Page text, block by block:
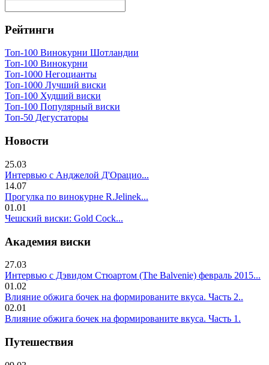
Рейтинги
Топ-100 Винокурни Шотландии
Топ-100 Винокурни
Топ-1000 Негоцианты
Топ-1000 Лучший виски
Топ-100 Худший виски
Топ-100 Популярный виски
Топ-50 Дегустаторы
Новости
25.03
Интервью с Анджелой Д'Орацио...
14.07
Прогулка по винокурне R.Jelinek...
01.01
Чешский виски: Gold Cock...
Академия виски
27.03
Интервью с Дэвидом Стюартом (The Balvenie) февраль 2015...
01.02
Влияние обжига бочек на формированите вкуса. Часть 2..
02.01
Влияние обжига бочек на формированите вкуса. Часть 1.
Путешествия